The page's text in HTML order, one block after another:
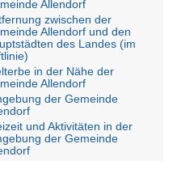
Allendorf
zwischen der
Allendorf und den
des Landes (im
in der Nähe der
Allendorf
der Gemeinde
und Aktivitäten in der
der Gemeinde